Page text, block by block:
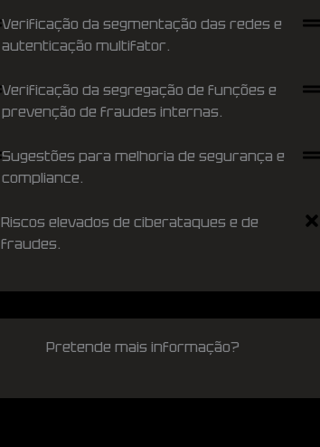
Verificação da segmentação das redes e
autenticação multifator.
Verificação da segregação de funções e
prevenção de fraudes internas.
Sugestões para melhoria de segurança e
compliance.
Riscos elevados de ciberataques e de
fraudes.
Pretende mais informação?